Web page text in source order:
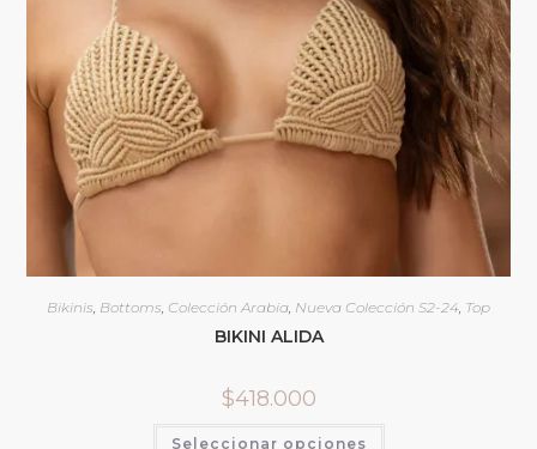
Bikinis Bottoms Colección Arabia Nueva Colección S2-24 Top
BIKINI ALIDA
$418.000
Seleccionar opciones